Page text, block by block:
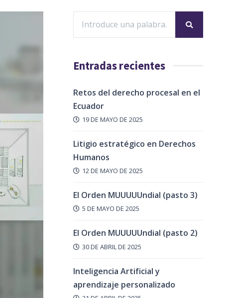
Entradas recientes
Retos del derecho procesal en el
Ecuador
19 DE MAYO DE 2025
Litigio estratégico en Derechos
Humanos
12 DE MAYO DE 2025
El Orden MUUUUUndial (pasto 3)
5 DE MAYO DE 2025
El Orden MUUUUUndial (pasto 2)
30 DE ABRIL DE 2025
Inteligencia Artificial y
aprendizaje personalizado